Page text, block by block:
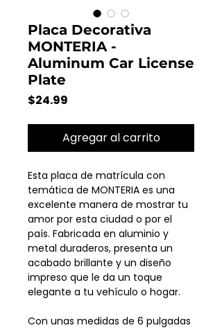
Placa Decorativa
MONTERIA -
Aluminum Car License
Plate
$24.99
Agregar al carrito
Esta placa de matrícula con
temática de MONTERIA es una
excelente manera de mostrar tu
amor por esta ciudad o por el
país. Fabricada en aluminio y
metal duraderos, presenta un
acabado brillante y un diseño
impreso que le da un toque
elegante a tu vehículo o hogar.
Con unas medidas de 6 pulgadas